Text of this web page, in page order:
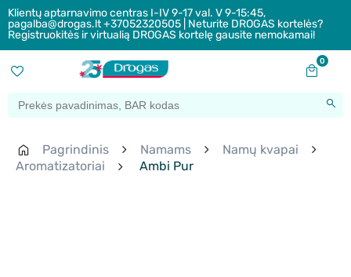
Klientų aptarnavimo centras I-IV 9-17 val. V 9-15:45,
pagalba@drogas.lt +37052320505 | Neturite DROGAS kortelės?
Registruokitės ir virtualią DROGAS kortelę gausite nemokamai!
0
Pagrindinis Namams
Namų kvapai
Aromatizatoriai
Ambi Pur